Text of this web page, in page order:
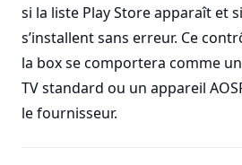
si la liste Play Store apparaît et
s’installent sans erreur. Ce
la box se comportera comme
TV standard ou un appareil
le fournisseur.